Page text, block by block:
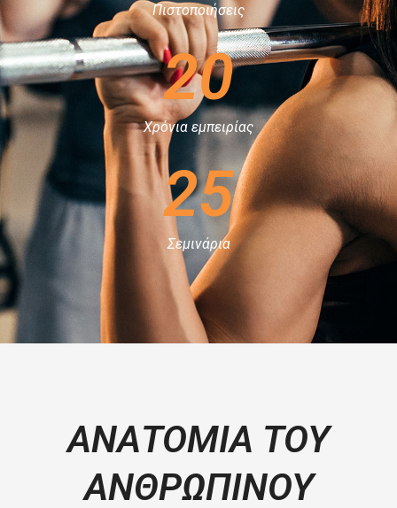
Πιστοποιήσεις
Χρόνια εμπειρίας
20
Σεμινάρια
25
ΑΝΑΤΟΜΙΑ ΤΟΥ
ΑΝΘΡΩΠΙΝΟΥ